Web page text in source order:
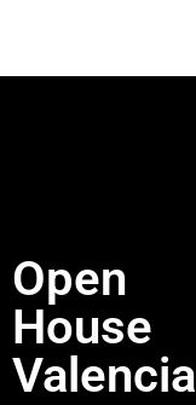
Open
House
Valencia